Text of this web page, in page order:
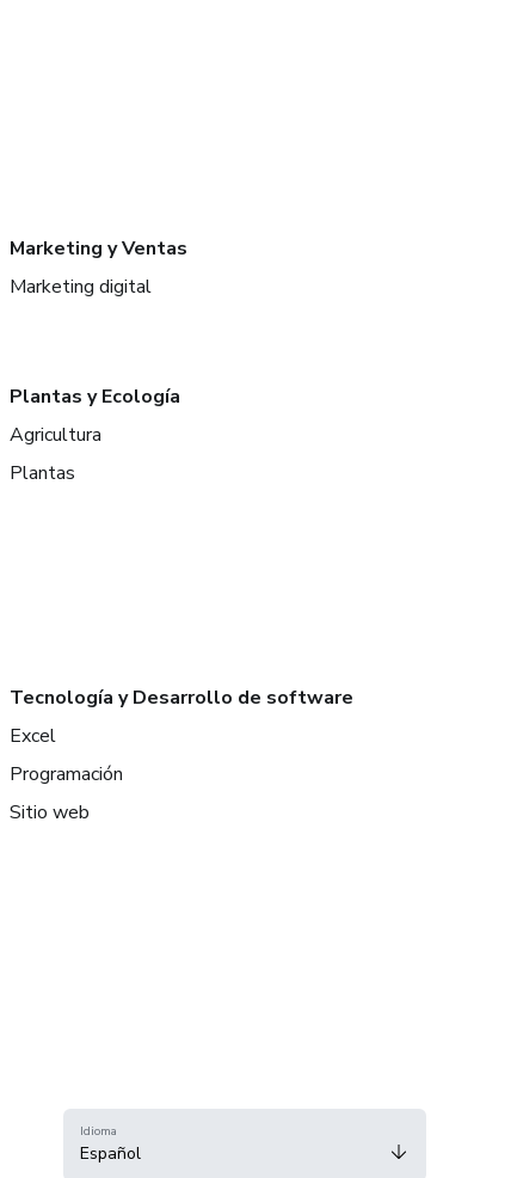
Marketing y Ventas
Marketing digital
Plantas y Ecología
Agricultura
Plantas
Tecnología y Desarrollo de software
Excel
Programación
Sitio web
Idioma
Español